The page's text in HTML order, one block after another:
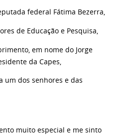
federal Fátima Bezerra,
de Educação e Pesquisa,
em nome do Jorge
da Capes,
um dos senhores e das
muito especial e me sinto